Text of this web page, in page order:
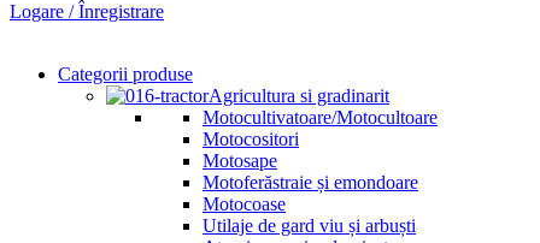
Logare / Înregistrare
Categorii produse
Agricultura si gradinarit
Motocultivatoare/Motocultoare
Motocositori
Motosape
Motoferăstraie și emondoare
Motocoase
Utilaje de gard viu și arbuști